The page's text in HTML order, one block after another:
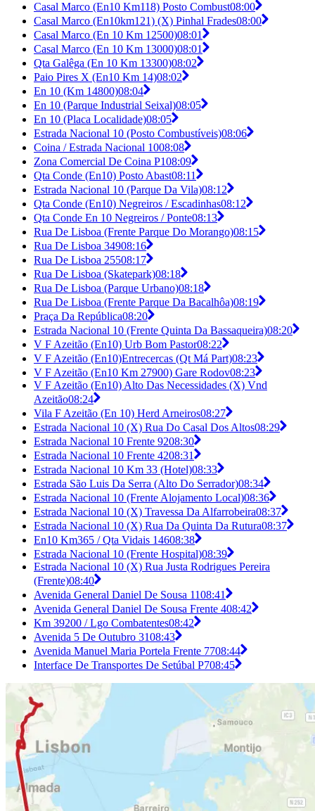
Casal Marco (En10 Km118) Posto Combust08:00
Casal Marco (En10km121) (X) Pinhal Frades08:00
Casal Marco (En 10 Km 12500)08:01
Casal Marco (En 10 Km 13000)08:01
Qta Galêga (En 10 Km 13300)08:02
Paio Pires X (En10 Km 14)08:02
En 10 (Km 14800)08:04
En 10 (Parque Industrial Seixal)08:05
En 10 (Placa Localidade)08:05
Estrada Nacional 10 (Posto Combustíveis)08:06
Coina / Estrada Nacional 1008:08
Zona Comercial De Coina P108:09
Qta Conde (En10) Posto Abast08:11
Estrada Nacional 10 (Parque Da Vila)08:12
Qta Conde (En10) Negreiros / Escadinhas08:12
Qta Conde En 10 Negreiros / Ponte08:13
Rua De Lisboa (Frente Parque Do Morango)08:15
Rua De Lisboa 34908:16
Rua De Lisboa 25508:17
Rua De Lisboa (Skatepark)08:18
Rua De Lisboa (Parque Urbano)08:18
Rua De Lisboa (Frente Parque Da Bacalhôa)08:19
Praça Da República08:20
Estrada Nacional 10 (Frente Quinta Da Bassaqueira)08:20
V F Azeitão (En10) Urb Bom Pastor08:22
V F Azeitão (En10)Entrecercas (Qt Má Part)08:23
V F Azeitão (En10 Km 27900) Gare Rodov08:23
V F Azeitão (En10) Alto Das Necessidades (X) Vnd
Azeitão08:24
Vila F Azeitão (En 10) Herd Arneiros08:27
Estrada Nacional 10 (X) Rua Do Casal Dos Altos08:29
Estrada Nacional 10 Frente 9208:30
Estrada Nacional 10 Frente 4208:31
Estrada Nacional 10 Km 33 (Hotel)08:33
Estrada São Luis Da Serra (Alto Do Serrador)08:34
Estrada Nacional 10 (Frente Alojamento Local)08:36
Estrada Nacional 10 (X) Travessa Da Alfarrobeira08:37
Estrada Nacional 10 (X) Rua Da Quinta Da Rutura08:37
En10 Km365 / Qta Vidais 14608:38
Estrada Nacional 10 (Frente Hospital)08:39
Estrada Nacional 10 (X) Rua Justa Rodrigues Pereira
(Frente)08:40
Avenida General Daniel De Sousa 1108:41
Avenida General Daniel De Sousa Frente 408:42
Km 39200 / Lgo Combatentes08:42
Avenida 5 De Outubro 3108:43
Avenida Manuel Maria Portela Frente 7708:44
Interface De Transportes De Setúbal P708:45